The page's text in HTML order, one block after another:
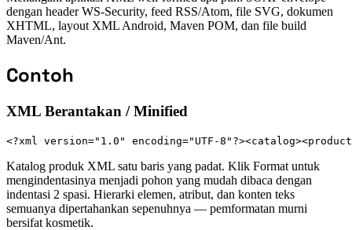
dengan header WS-Security, feed RSS/Atom, file SVG, dokumen
XHTML, layout XML Android, Maven POM, dan file build
Maven/Ant.
Contoh
XML Berantakan / Minified
<?xml version="1.0" encoding="UTF-
Katalog produk XML satu baris yang padat. Klik Format untuk
mengindentasinya menjadi pohon yang mudah dibaca dengan
indentasi 2 spasi. Hierarki elemen, atribut, dan konten teks
semuanya dipertahankan sepenuhnya — pemformatan murni
bersifat kosmetik.